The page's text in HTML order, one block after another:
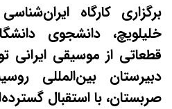
برگزاری کارگاه
خلیلویچ، دانشجوی
قطعاتی از موسیقی ایرانی
دبیرستان بین‌المللی
صربستان، با استقبال